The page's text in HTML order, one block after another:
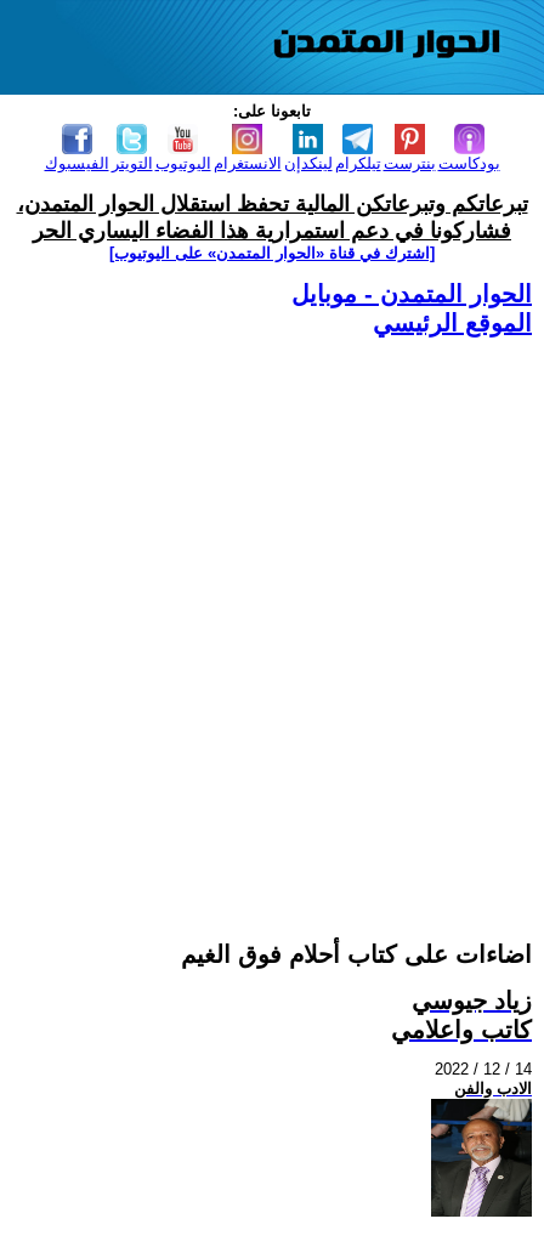
تابعونا على:
الفيسبوك التويتر اليوتيوب الانستغرام لينكدإن تيلكرامبنترست بودكاست
تبرعاتكم وتبرعاتكن المالية تحفظ استقلال الحوار المتمدن،
فشاركونا في دعم استمرارية هذا الفضاء اليساري الحر
[اشترك في قناة ‫«الحوار المتمدن» على اليوتيوب]
الحوار المتمدن - موبايل
الموقع الرئيسي
اضاءات على كتاب أحلام فوق الغيم
زياد جيوسي
كاتب واعلامي
2022 / 12 / 14
الادب والفن